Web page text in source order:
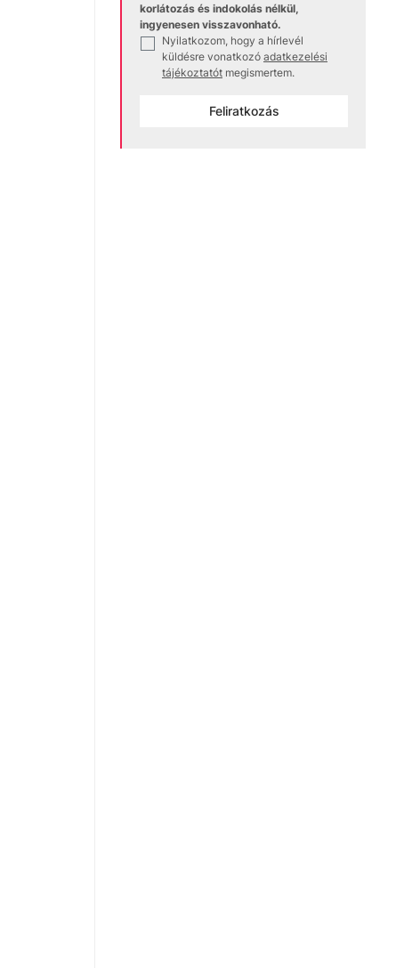
korlátozás és indokolás nélkül,
ingyenesen visszavonható.
✓
Nyilatkozom, hogy a hírlevél
küldésre vonatkozó adatkezelési
tájékoztatót megismertem.
Feliratkozás